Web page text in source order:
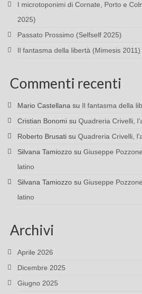
I microtoponimi di Cornate, Porto e
2025)
Passato Prossimo (Selfself 2025)
Il fantasma della libertà (Mimesis 2011)
Commenti recenti
Mario Castellana su Il fantasma della
Cristian Bonomi su Quadreria Crivelli,
Roberto Brusati su Quadreria Crivelli,
Silvana Tamiozzo su Giuseppe
latino
Silvana Tamiozzo su Giuseppe
latino
Archivi
Aprile 2026
Dicembre 2025
Giugno 2025